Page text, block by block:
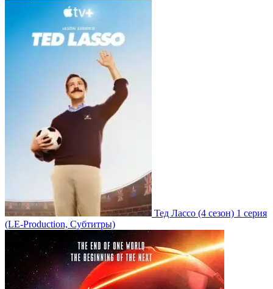
Тед Лассо (4 сезон) 1 серия
(LE-Production, Субтитры)